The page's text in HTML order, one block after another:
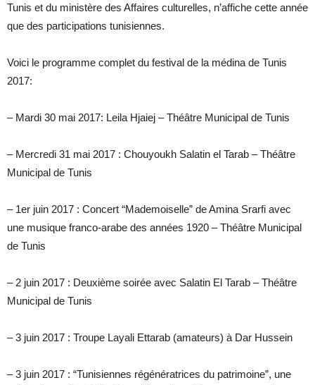
Tunis et du ministère des Affaires culturelles, n’affiche cette année
que des participations tunisiennes.
Voici le programme complet du festival de la médina de Tunis
2017:
– Mardi 30 mai 2017: Leila Hjaiej – Théâtre Municipal de Tunis
– Mercredi 31 mai 2017 : Chouyoukh Salatin el Tarab – Théâtre
Municipal de Tunis
– 1er juin 2017 : Concert “Mademoiselle” de Amina Srarfi avec
une musique franco-arabe des années 1920 – Théâtre Municipal
de Tunis
– 2 juin 2017 : Deuxième soirée avec Salatin El Tarab – Théâtre
Municipal de Tunis
– 3 juin 2017 : Troupe Layali Ettarab (amateurs) à Dar Hussein
– 3 juin 2017 : “Tunisiennes régénératrices du patrimoine”, une